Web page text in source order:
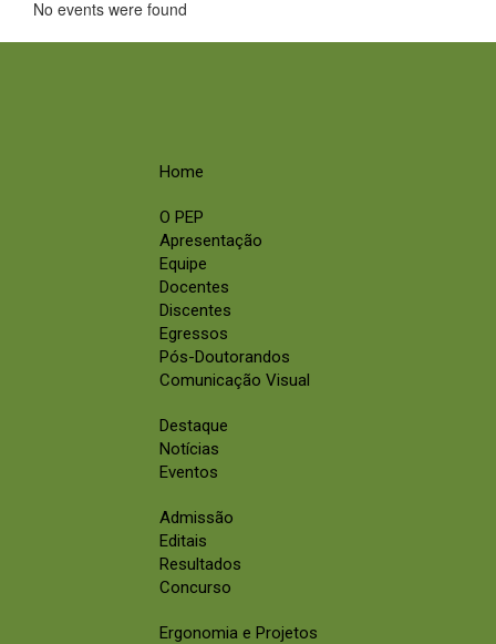
No events were found
Home
O PEP
Apresentação
Equipe
Docentes
Discentes
Egressos
Pós-Doutorandos
Comunicação Visual
Destaque
Notícias
Eventos
Admissão
Editais
Resultados
Concurso
Ergonomia e Projetos